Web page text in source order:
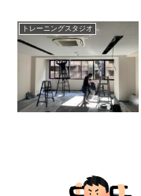
トレーニングスタジオ